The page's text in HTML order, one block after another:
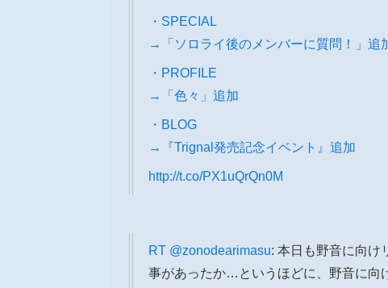
・SPECIAL
→「ソロライ後のメンバーに質問！」追
・PROFILE
→「色々」追加
・BLOG
→『Trignal発売記念イベント』追加
http://t.co/PX1uQrQn0M
RT @zonodearimasu: 本日も野音に向け
事があったか…というほどに、野音に向